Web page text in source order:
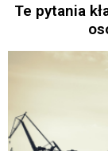
Te pytania